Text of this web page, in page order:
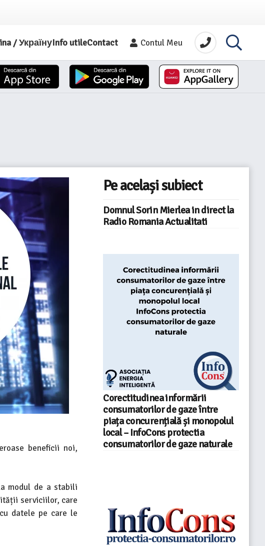
/ УкраїнуInfo utileContact Contul Meu
beneficii noi,
modul de a stabili
serviciilor, care
datele pe care le
Pe același subiect
Domnul Sorin Mierlea in direct la
Radio Romania Actualitati
Corectitudinea informării
consumatorilor de gaze între
piața concurențială și monopolul
local – InfoCons protectia
consumatorilor de gaze naturale